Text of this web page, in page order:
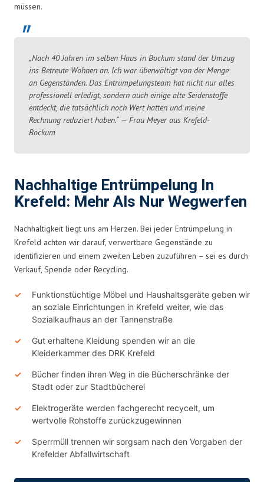
müssen.
„Nach 40 Jahren im selben Haus in Bockum stand der Umzug
ins Betreute Wohnen an. Ich war überwältigt von der Menge
an Gegenständen. Das Entrümpelungsteam hat nicht nur alles
professionell erledigt, sondern auch einige alte Seidenstoffe
entdeckt, die tatsächlich noch Wert hatten und meine
Rechnung reduziert haben.“ — Frau Meyer aus Krefeld-
Bockum
Nachhaltige Entrümpelung In
Krefeld: Mehr Als Nur Wegwerfen
Nachhaltigkeit liegt uns am Herzen. Bei jeder Entrümpelung in
Krefeld achten wir darauf, verwertbare Gegenstände zu
identifizieren und einem zweiten Leben zuzuführen – sei es durch
Verkauf, Spende oder Recycling.
Funktionstüchtige Möbel und Haushaltsgeräte geben wir
an soziale Einrichtungen in Krefeld weiter, wie das
Sozialkaufhaus an der Tannenstraße
Gut erhaltene Kleidung spenden wir an die
Kleiderkammer des DRK Krefeld
Bücher finden ihren Weg in die Bücherschränke der
Stadt oder zur Stadtbücherei
Elektrogeräte werden fachgerecht recycelt, um
wertvolle Rohstoffe zurückzugewinnen
Sperrmüll trennen wir sorgsam nach den Vorgaben der
Krefelder Abfallwirtschaft